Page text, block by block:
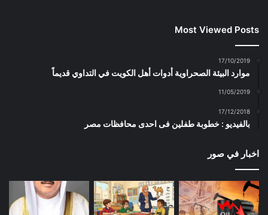
Most Viewed Posts
17/10/2019
موارد البيئة الصحراوية أدوات أهل الكويت في التداوي قديماً
11/05/2019
17/12/2018
بالفيديو : خطوبة طفلين فى احدى محافظات مصر
اخبار في صور